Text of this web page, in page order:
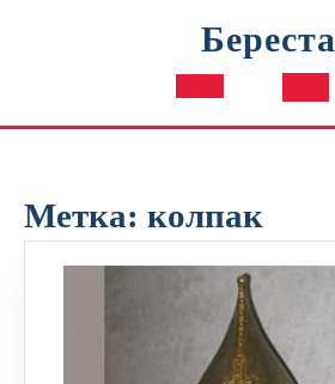
Береста
Кнопка
Метка: колпак